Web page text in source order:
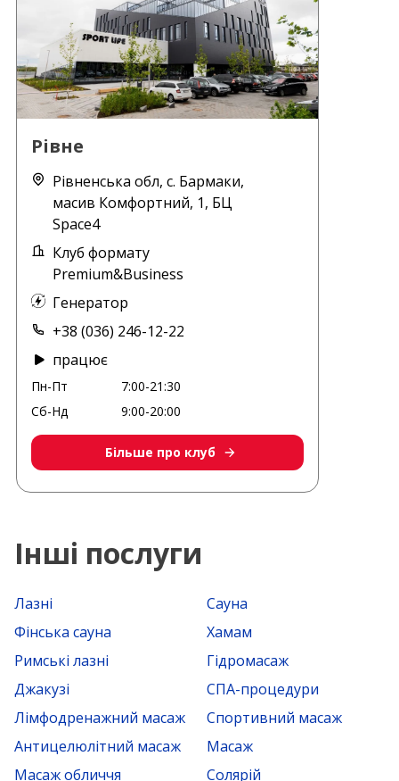
Рівне
Рівненська обл, с. Бармаки,
масив Комфортний, 1, БЦ
Space4
Клуб формату
Premium&Business
Генератор
+38 (036) 246-12-22
працює
Пн-Пт
7:00-21:30
Сб-Нд
9:00-20:00
Більше про клуб
Інші послуги
Лазні
Сауна
Фінська сауна
Хамам
Римські лазні
Гідромасаж
Джакузі
СПА-процедури
Лімфодренажний масаж
Спортивний масаж
Антицелюлітний масаж
Масаж
Масаж обличчя
Солярій